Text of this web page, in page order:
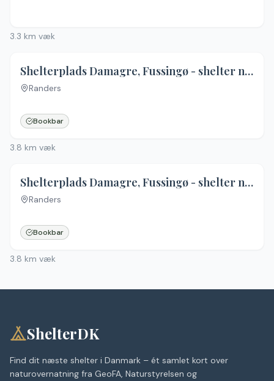
3.3 km væk
Shelterplads Damagre, Fussingø - shelter nr. 1 (bookbar)
Randers
Bookbar
3.8 km væk
Shelterplads Damagre, Fussingø - shelter nr. 2 (bookbar)
Randers
Bookbar
3.8 km væk
ShelterDK
Find dit næste shelter i Danmark – ét samlet kort over
naturovernatning fra GeoFA, Naturstyrelsen og